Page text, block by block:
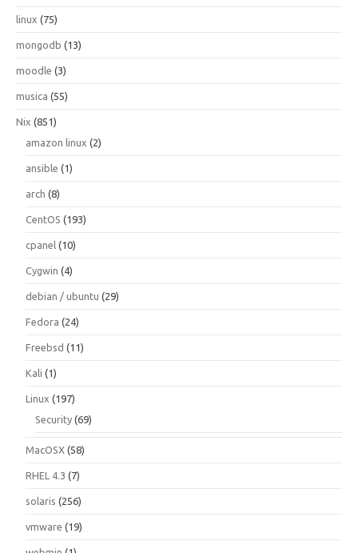
linux (75)
mongodb (13)
moodle (3)
musica (55)
Nix (851)
amazon linux (2)
ansible (1)
arch (8)
CentOS (193)
cpanel (10)
Cygwin (4)
debian / ubuntu (29)
Fedora (24)
Freebsd (11)
Kali (1)
Linux (197)
Security (69)
MacOSX (58)
RHEL 4.3 (7)
solaris (256)
vmware (19)